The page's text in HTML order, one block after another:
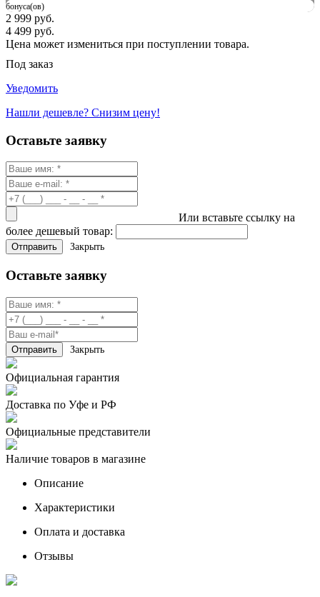
бонуса(ов)
2 999 руб.
4 499 руб.
Цена может измениться при поступлении товара.
Под заказ
Уведомить
Нашли дешевле? Снизим цену!
Оставьте заявку
Или вставьте ссылку на
более дешевый товар:
Закрыть
Оставьте заявку
Закрыть
Официальная гарантия
Доставка по Уфе и РФ
Официальные представители
Наличие товаров в магазине
Описание
Характеристики
Оплата и доставка
Отзывы